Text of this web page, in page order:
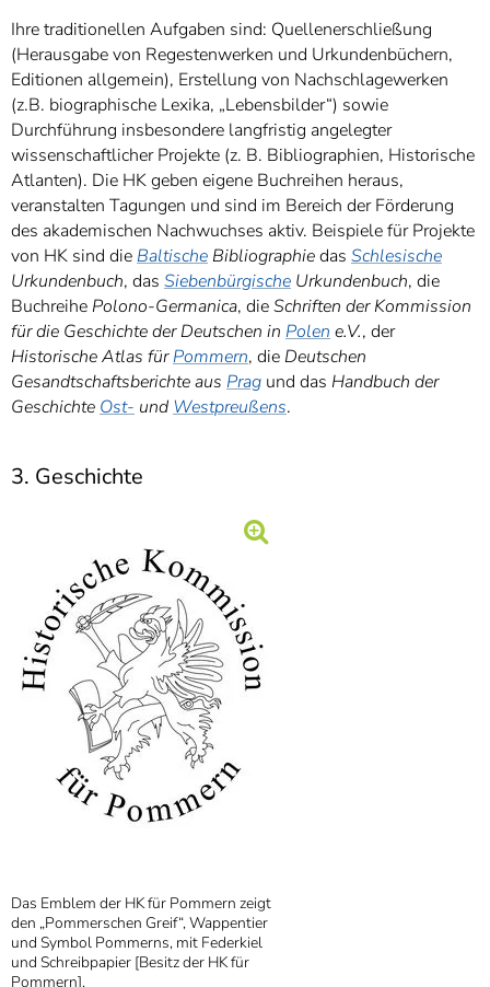
Ihre traditionellen Aufgaben sind: Quellenerschließung
(Herausgabe von Regestenwerken und Urkundenbüchern,
Editionen allgemein), Erstellung von Nachschlagewerken
(z.B. biographische Lexika, „Lebensbilder“) sowie
Durchführung insbesondere langfristig angelegter
wissenschaftlicher Projekte (z. B. Bibliographien, Historische
Atlanten). Die HK geben eigene Buchreihen heraus,
veranstalten Tagungen und sind im Bereich der Förderung
des akademischen Nachwuchses aktiv. Beispiele für Projekte
von HK sind die Baltische Bibliographiedas Schlesische
Urkundenbuch, das Siebenbürgische Urkundenbuch, die
Buchreihe Polono-Germanica, dieSchriften der Kommission
für die Geschichte der Deutschen in Polen e.V., der
Historische Atlas fürPommern, die Deutschen
Gesandtschaftsberichteaus Prag und das Handbuch der
Geschichte Ost- und Westpreußens.
3. Geschichte
Das Emblem der HK für Pommern zeigt
den „Pommerschen Greif“, Wappentier
und Symbol Pommerns, mit Federkiel
und Schreibpapier [Besitz der HK für
Pommern].